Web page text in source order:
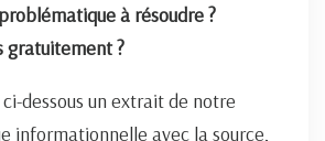
à résoudre ?
gratuitement ?
dessous un extrait de notre
informationnelle avec la source,